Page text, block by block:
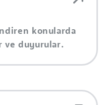
konularda
ve duyurular.